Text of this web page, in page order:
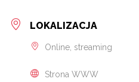
LOKALIZACJA
Online, streaming
Strona WWW